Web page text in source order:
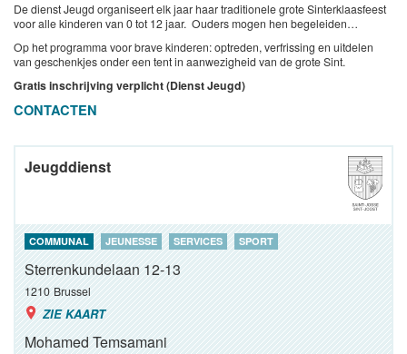
De dienst Jeugd organiseert elk jaar haar traditionele grote Sinterklaasfeest
voor alle kinderen van 0 tot 12 jaar. Ouders mogen hen begeleiden…
Op het programma voor brave kinderen: optreden, verfrissing en uitdelen
van geschenkjes onder een tent in aanwezigheid van de grote Sint.
Gratis inschrijving verplicht (Dienst Jeugd)
CONTACTEN
Jeugddienst
COMMUNAL JEUNESSE SERVICES SPORT
Sterrenkundelaan 12-13
1210 Brussel
ZIE KAART
Mohamed Temsamani